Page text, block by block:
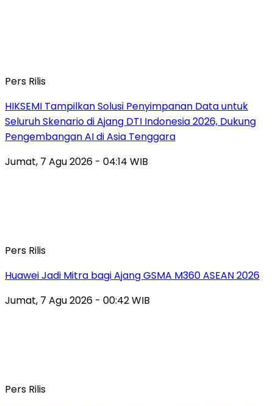
Pers Rilis
HIKSEMI Tampilkan Solusi Penyimpanan Data untuk
Seluruh Skenario di Ajang DTI Indonesia 2026, Dukung
Pengembangan AI di Asia Tenggara
Jumat, 7 Agu 2026 - 04:14 WIB
Pers Rilis
Huawei Jadi Mitra bagi Ajang GSMA M360 ASEAN 2026
Jumat, 7 Agu 2026 - 00:42 WIB
Pers Rilis